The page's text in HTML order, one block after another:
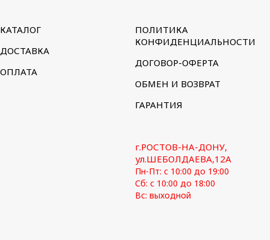
КАТАЛОГ
ДОСТАВКА
ОПЛАТА
ПОЛИТИКА
КОНФИДЕНЦИАЛЬНОСТИ
ДОГОВОР-ОФЕРТА
ОБМЕН И ВОЗВРАТ
ГАРАНТИЯ
г.РОСТОВ-НА-ДОНУ,
ул.ШЕБОЛДАЕВА,12А
Пн-Пт: с 10:00 до 19:00
Сб: с 10:00 до 18:00
Вс: выходной